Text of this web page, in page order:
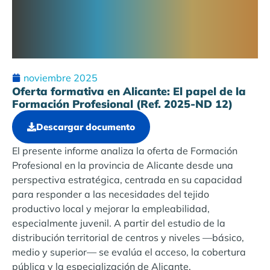
noviembre 2025
Oferta formativa en Alicante: El papel de la
Formación Profesional (Ref. 2025-ND 12)
Descargar documento
El presente informe analiza la oferta de Formación
Profesional en la provincia de Alicante desde una
perspectiva estratégica, centrada en su capacidad
para responder a las necesidades del tejido
productivo local y mejorar la empleabilidad,
especialmente juvenil. A partir del estudio de la
distribución territorial de centros y niveles —básico,
medio y superior— se evalúa el acceso, la cobertura
pública y la especialización de Alicante.